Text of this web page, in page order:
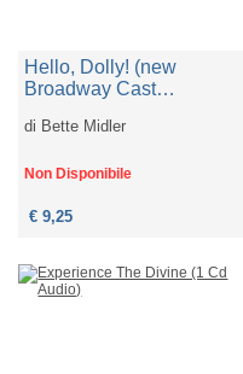
Hello, Dolly! (new
Broadway Cast
di Bette Midler
Non Disponibile
€ 9,25